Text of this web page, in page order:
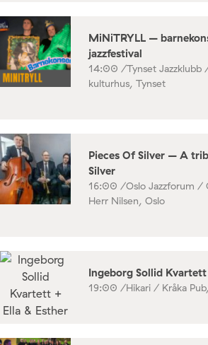
MiNiTRYLL –
jazzfestival
14:00 /Tynset Jazzklubb
kulturhus, Tynset
Pieces Of Silver – A
Silver
16:00 /Oslo Jazzforum /
Herr Nilsen, Oslo
Ingeborg Sollid
19:00 /Hikari / Kråka